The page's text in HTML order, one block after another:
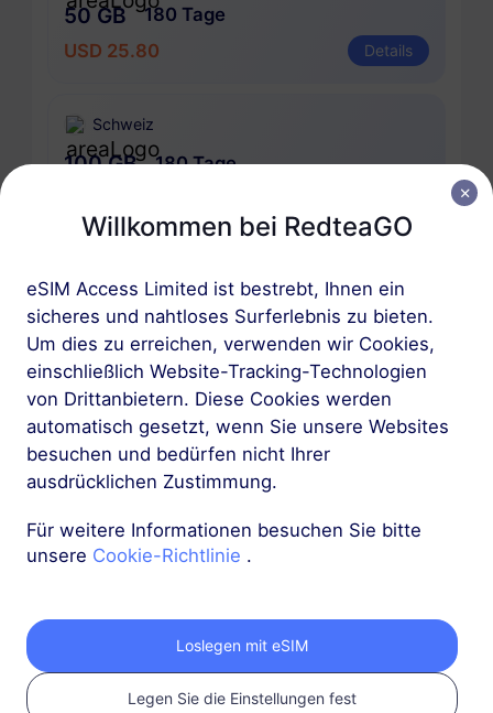
50 GB
180 Tage
USD 25.80
Details
Schweiz
100 GB
180 Tage
Regionale Pakete einschlieBlich Schweiz
Alps Snow Pass
10 GB
60 Tage
USD 8.00
Details
Alps Snow Pass
20 GB
90 Tage
USD 14.00
Alps Snow Pass
50 GB
180 Tage
Willkommen bei RedteaGO
eSIM Access Limited ist bestrebt, Ihnen ein
sicheres und nahtloses Surferlebnis zu bieten.
Um dies zu erreichen, verwenden wir Cookies,
einschließlich Website-Tracking-Technologien
von Drittanbietern. Diese Cookies werden
automatisch gesetzt, wenn Sie unsere Websites
besuchen und bedürfen nicht Ihrer
ausdrücklichen Zustimmung.
Für weitere Informationen besuchen Sie bitte
unsere Cookie-Richtlinie .
Loslegen mit eSIM
Legen Sie die Einstellungen fest